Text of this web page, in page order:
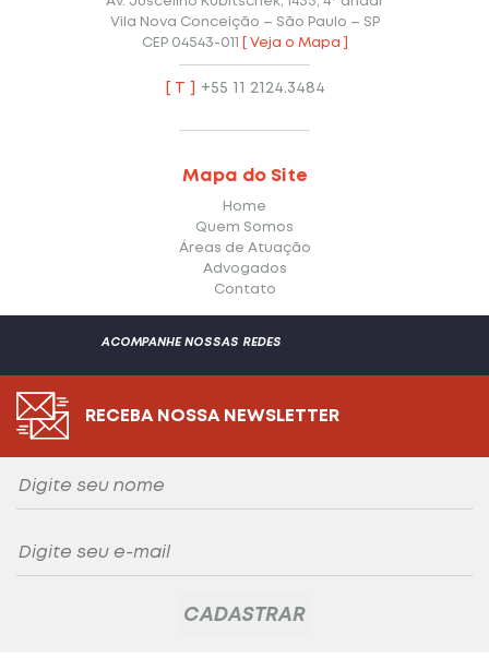
Vila Nova Conceição – São Paulo – SP
CEP 04543-011
[ Veja o Mapa ]
[ T ] +55 11 2124.3484
Mapa do Site
Home
Quem Somos
Áreas de Atuação
Advogados
Contato
ACOMPANHE NOSSAS REDES
RECEBA NOSSA NEWSLETTER